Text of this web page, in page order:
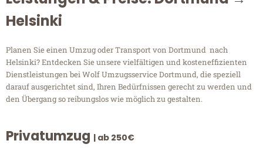
Helsinki
Planen Sie einen Umzug oder Transport von Dortmund nach
Helsinki? Entdecken Sie unsere vielfältigen und kosteneffizienten
Dienstleistungen bei Wolf Umzugsservice Dortmund, die speziell
darauf ausgerichtet sind, Ihren Bedürfnissen gerecht zu werden und
den Übergang so reibungslos wie möglich zu gestalten.
Privatumzug | ab 250€